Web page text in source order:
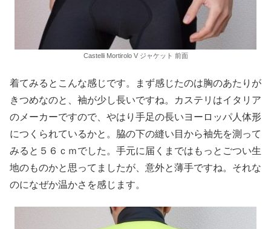
Castelli Mortirolo V ジャケット 前面
着てみるとこんな感じです。まず感じたのは胸のあたりが
きつめなのと、袖が少し長いですね。カステリはイタリア
のメーカーですので、やはり手足の長いヨーロッパ人体形
につくられているかと。脇の下の縫い目から袖先を測って
みると５６ｃｍでした。手元に届くまではもっとごつい生
地のものかと思ってましたが、意外と薄手ですね。それな
のになぜか温かさを感じます。